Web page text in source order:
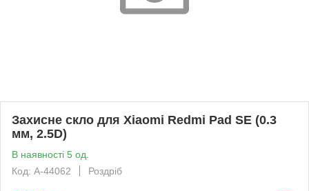
Захисне скло для Xiaomi Redmi Pad SE (0.3
мм, 2.5D)
В наявності 5 од.
Код: A-44062
Роздріб